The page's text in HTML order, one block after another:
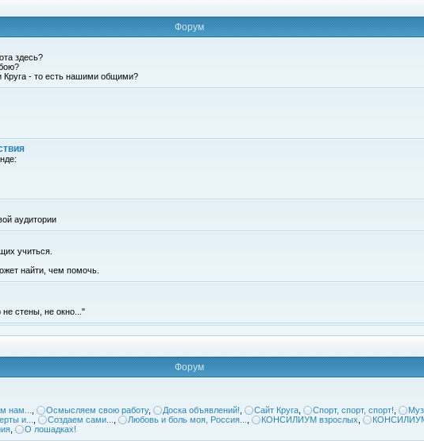
Форум
здесь?
Круга - то есть нашими общими?
аудитории
учиться.
найти, чем помочь.
стены, не окно..."
Форум
нам... Осмысляем свою работу, Доска объявлений! Сайт Круга Спорт, спорт, спорт!
и...
Создаем сами... Любовь и боль моя, Россия... КОНСИЛИУМ взрослых
О лошадках!